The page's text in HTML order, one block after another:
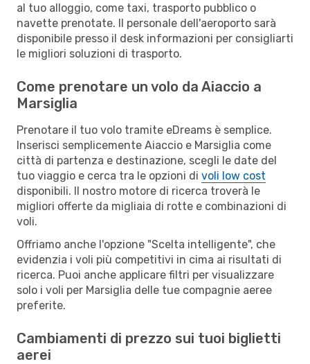
al tuo alloggio, come taxi, trasporto pubblico o
navette prenotate. Il personale dell'aeroporto sarà
disponibile presso il desk informazioni per consigliarti
le migliori soluzioni di trasporto.
Come prenotare un volo da Aiaccio a
Marsiglia
Prenotare il tuo volo tramite eDreams è semplice.
Inserisci semplicemente Aiaccio e Marsiglia come
città di partenza e destinazione, scegli le date del
tuo viaggio e cerca tra le opzioni di voli low cost
disponibili. Il nostro motore di ricerca troverà le
migliori offerte da migliaia di rotte e combinazioni di
voli.
Offriamo anche l'opzione "Scelta intelligente", che
evidenzia i voli più competitivi in cima ai risultati di
ricerca. Puoi anche applicare filtri per visualizzare
solo i voli per Marsiglia delle tue compagnie aeree
preferite.
Cambiamenti di prezzo sui tuoi biglietti
aerei